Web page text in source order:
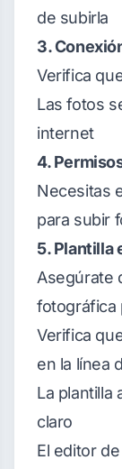
de subirla
3.
Verifica
Las fotos
internet
4.
Necesitas
para subir
5. Plantilla
Asegúrate
fotográfica
Verifica
en la línea
La plantilla
claro
El editor